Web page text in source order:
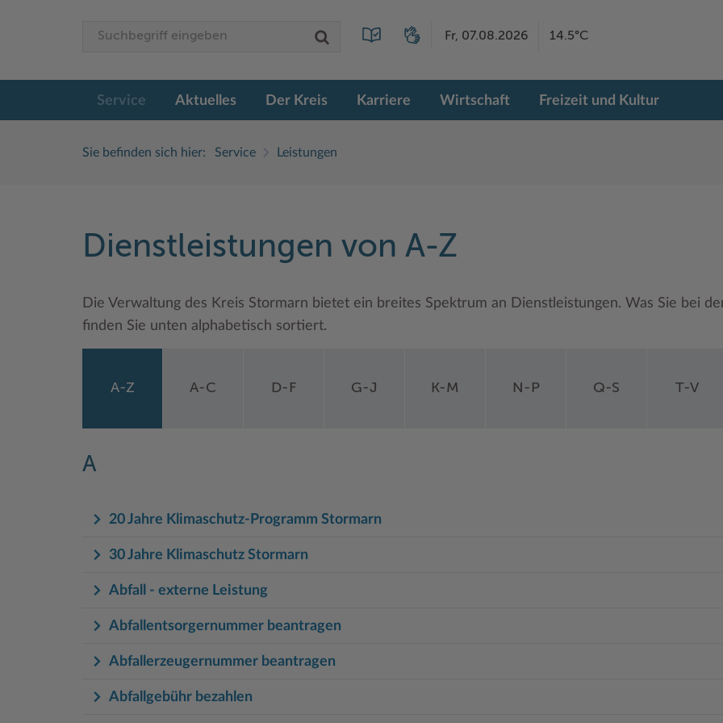
Fr, 07.08.2026 14.5°C
Service Aktuelles Der Kreis Karriere Wirtschaft Freizeit und Kultur
Sie befinden sich hier: Service Leistungen
Dienstleistungen von A-Z
Die Verwaltung des Kreis Stormarn bietet ein breites Spektrum an Dienstleistungen. Was Sie bei
finden Sie unten alphabetisch sortiert.
A-Z A-C D-F G-J K-M N-P Q-S T-V
A
20 Jahre Klimaschutz-Programm Stormarn
30 Jahre Klimaschutz Stormarn
Abfall - externe Leistung
Abfallentsorgernummer beantragen
Abfallerzeugernummer beantragen
Abfallgebühr bezahlen